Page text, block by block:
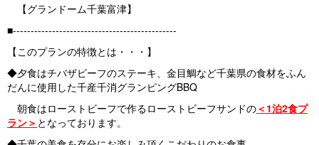
【グランドーム千葉富津】
■----------------------------------------------
【このプランの特徴とは・・・】
◆夕食はチバザビーフのステーキ、金目鯛など千葉県の食材をふん
だんに使用した千産千消グランピングBBQ
朝食はローストビーフで作るローストビーフサンドの＜1泊2食プ
ラン＞ となっております。